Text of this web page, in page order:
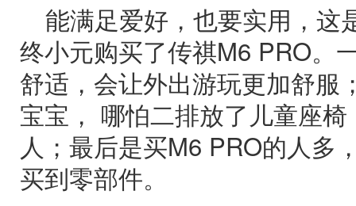
能满足爱好，也要实用，这
终小元购买了传祺M6 PRO。
舒适，会让外出游玩更加舒服
宝宝， 哪怕二排放了儿童座
人；最后是买M6 PRO的人多
买到零部件。